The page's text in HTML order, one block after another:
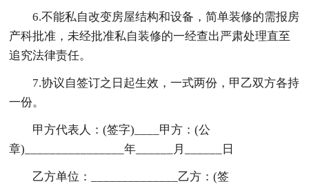
6.不能私自改变房屋结构和设备，简单装修的需报房
产科批准，未经批准私自装修的一经查出严肃处理直至
追究法律责任。
7.协议自签订之日起生效，一式两份，甲乙双方各持
一份。
甲方代表人：(签字)____甲方：(公
章)________________年______月______日
乙方单位：______________乙方：(签